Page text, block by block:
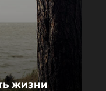
жизни